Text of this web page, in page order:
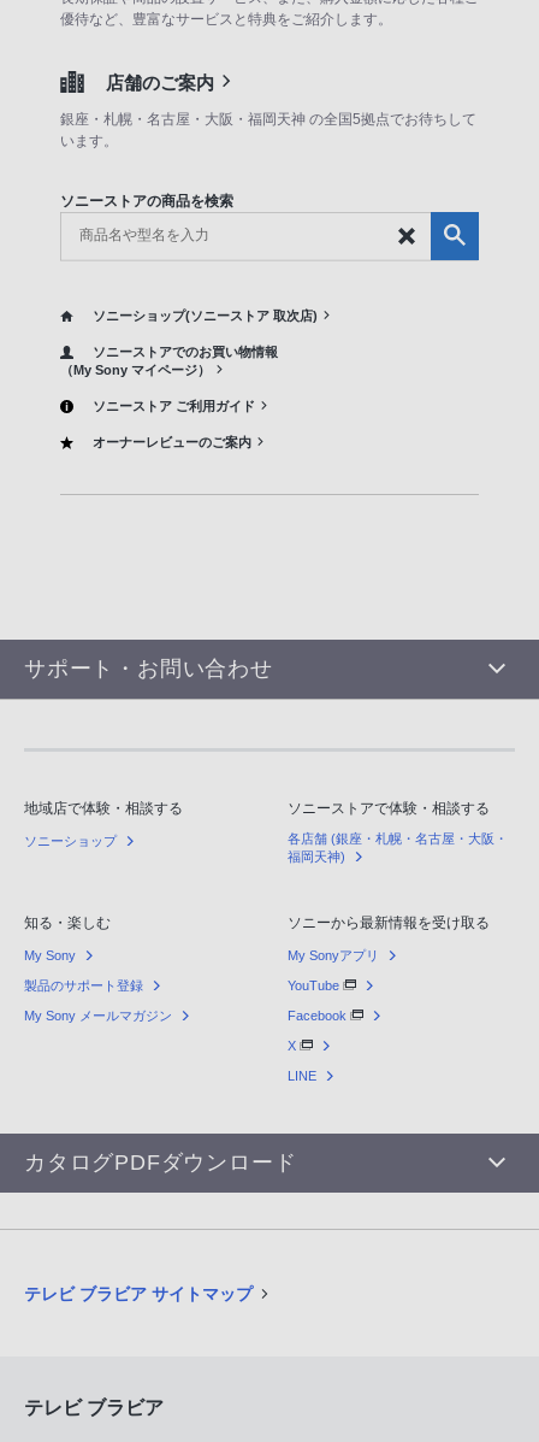
優待など、豊富なサービスと特典をご紹介します。
店舗のご案内
銀座・札幌・名古屋・大阪・福岡天神 の全国5拠点でお待ちして
います。
ソニーストアの商品を検索
ソニーショップ(ソニーストア 取次店)
ソニーストアでのお買い物情報
（My Sony マイページ）
ソニーストア ご利用ガイド
オーナーレビューのご案内
サポート・お問い合わせ
地域店で体験・相談する
ソニーショップ
ソニーストアで体験・相談する
各店舗 (銀座・札幌・名古屋・大阪・
福岡天神)
知る・楽しむ
My Sony
製品のサポート登録
My Sony メールマガジン
ソニーから最新情報を受け取る
My Sonyアプリ
YouTube
Facebook
X
LINE
カタログPDFダウンロード
テレビ ブラビア サイトマップ
テレビ ブラビア